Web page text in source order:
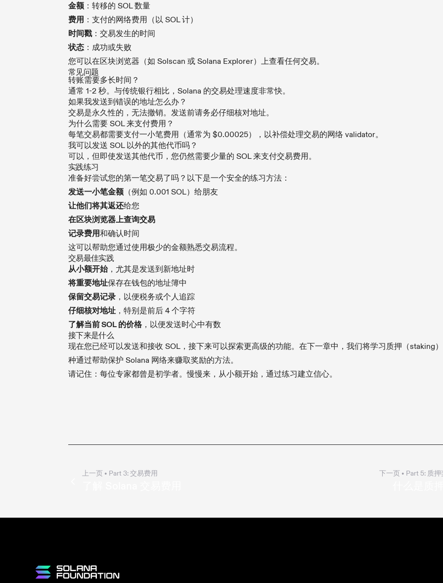
金额 ：转移的 SOL 数量
费用 ：支付的网络费用（以 SOL 计）
时间戳：交易发生的时间
状态 ：成功或失败
您可以在区块浏览器（如 Solscan 或 Solana Explorer）上查看任何交易。
常见问题
转账需要多长时间？
通常 1-2 秒。与传统银行相比，Solana 的交易处理速度非常快。
如果我发送到错误的地址怎么办？
交易是永久性的，无法撤销。发送前请务必仔细核对地址。
为什么需要 SOL 来支付费用？
每笔交易都需要支付一小笔费用（通常为 $0.00025），以补偿处理交易的网络 validator。
我可以发送 SOL 以外的其他代币吗？
可以，但即使发送其他代币，您仍然需要少量的 SOL 来支付交易费用。
实践练习
准备好尝试您的第一笔交易了吗？以下是一个安全的练习方法：
发送一小笔金额 （例如 0.001 SOL）给朋友
让他们将其返还给您
在区块浏览器上查询交易
记录费用和确认时间
这可以帮助您通过使用极少的金额熟悉交易流程。
交易最佳实践
从小额开始，尤其是发送到新地址时
将重要地址保存在钱包的地址簿中
保留交易记录 ，以便税务或个人追踪
仔细核对地址，特别是前后 4 个字符
了解当前 SOL 的价格 ，以便发送时心中有数
接下来是什么
现在您已经可以发送和接收 SOL，接下来可以探索更高级的功能。在下一章中，我们将学习质押（staking
种通过帮助保护 Solana 网络来赚取奖励的方法。
请记住：每位专家都曾是初学者。慢慢来，从小额开始，通过练习建立信心。
上一页 • Part 3:交易费用 下一页 • Part 5: 质